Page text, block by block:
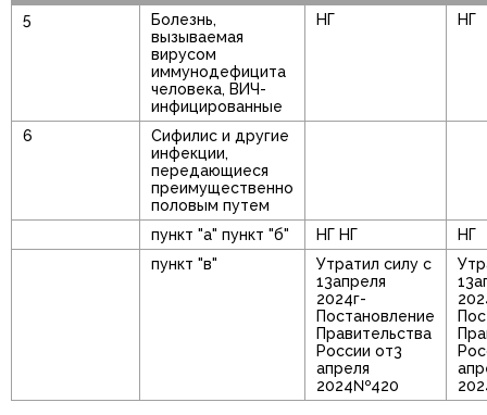
5
Болезнь,
вызываемая
вирусом
иммунодефицита
человека, ВИЧ-
инфицированные
НГ НГ
6
Сифилис и другие
инфекции,
передающиеся
преимущественно
половым путем
пункт "а" пункт "б"
НГ НГ
НГ
пункт "в"
Утратил силу с
13апреля
2024г-
Постановление
Правительства
России от3
апреля
2024№420